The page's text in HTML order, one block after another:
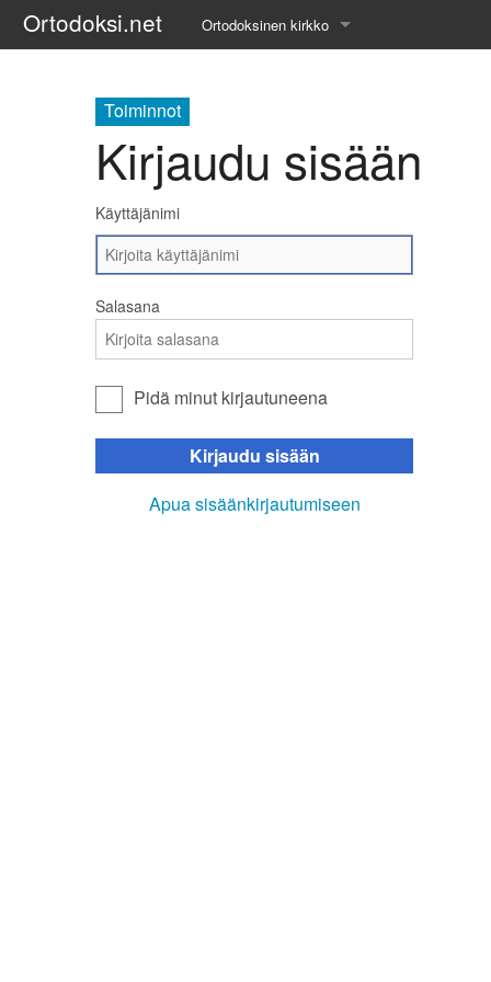
Ortodoksi.net Ortodoksinen kirkko
Opetuspuheet
Etiikka
Uskonoppi
Suomen kirkko
Kirkkoon liittyminen
Toiminnot
Kirjaudu sisään
Käyttäjänimi
Salasana
Pidä minut kirjautuneena
Kirjaudu sisään
Apua sisäänkirjautumiseen